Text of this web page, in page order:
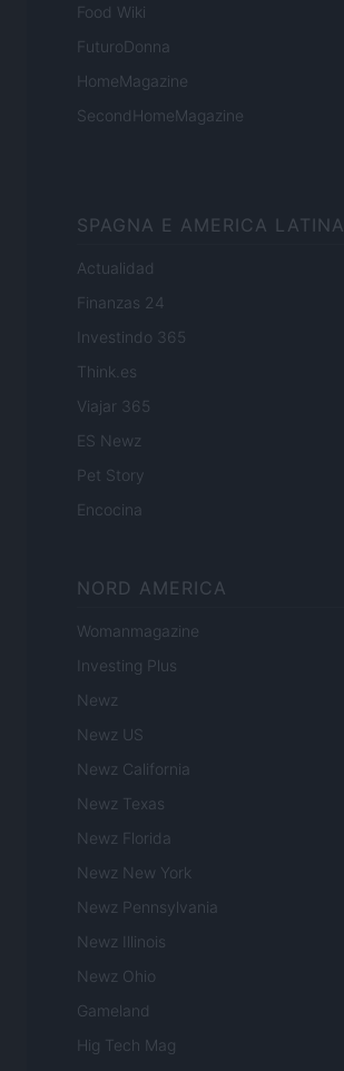
Food Wiki
FuturoDonna
HomeMagazine
SecondHomeMagazine
SPAGNA E AMERICA LATINA
Actualidad
Finanzas 24
Investindo 365
Think.es
Viajar 365
ES Newz
Pet Story
Encocina
NORD AMERICA
Womanmagazine
Investing Plus
Newz
Newz US
Newz California
Newz Texas
Newz Florida
Newz New York
Newz Pennsylvania
Newz Illinois
Newz Ohio
Gameland
Hig Tech Mag